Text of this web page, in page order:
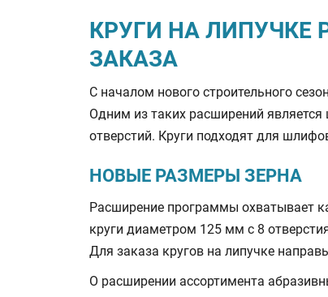
КРУГИ НА ЛИПУЧКЕ
ЗАКАЗА
С началом нового строительного
Одним из таких расширений
отверстий. Круги подходят для
НОВЫЕ РАЗМЕРЫ ЗЕРНА
Расширение программы охватывает
круги диаметром 125 мм с 8
Для заказа кругов на липучке
О расширении ассортимента